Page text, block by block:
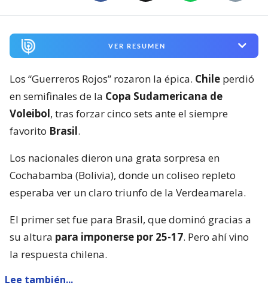
VER RESUMEN
Los “Guerreros Rojos” rozaron la épica. Chile perdió
en semifinales de la Copa Sudamericana de
Voleibol, tras forzar cinco sets ante el siempre
favorito Brasil.
Los nacionales dieron una grata sorpresa en
Cochabamba (Bolivia), donde un coliseo repleto
esperaba ver un claro triunfo de la Verdeamarela.
El primer set fue para Brasil, que dominó gracias a
su altura para imponerse por 25-17. Pero ahí vino
la respuesta chilena.
Lee también...